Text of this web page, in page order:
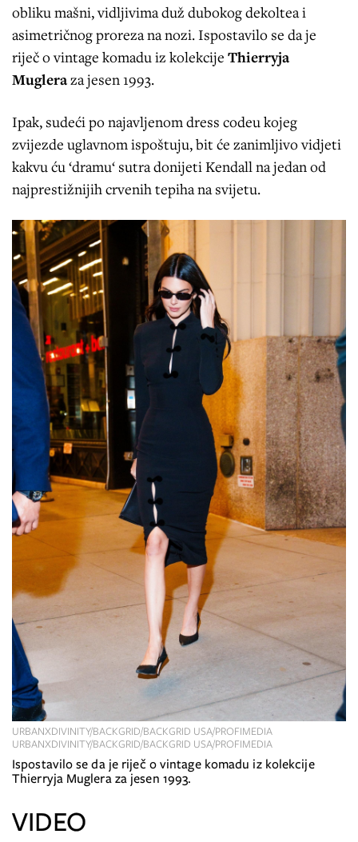
obliku mašni, vidljivima duž dubokog dekoltea i
asimetričnog proreza na nozi. Ispostavilo se da je
riječ o vintage komadu iz kolekcije Thierryja
Mugleraza jesen 1993.
Ipak, sudeći po najavljenom dress codeu kojeg
zvijezde uglavnom ispoštuju, bit će zanimljivo vidjeti
kakvu ću ‘dramu‘ sutra donijeti Kendall na jedan od
najprestižnijih crvenih tepiha na svijetu.
Ispostavilo se da je riječ o vintage komadu iz kolekcije
Thierryja Muglera za jesen 1993.
URBANXDIVINITY/BACKGRID/BACKGRID USA/PROFIMEDIA
URBANXDIVINITY/BACKGRID/BACKGRID USA/PROFIMEDIA
VIDEO